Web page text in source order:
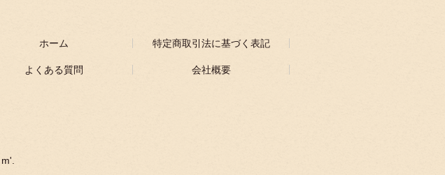
ホーム 特定商取引法に基づく表記
よくある質問 会社概要